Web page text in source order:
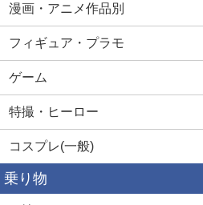
漫画・アニメ作品別
フィギュア・プラモ
ゲーム
特撮・ヒーロー
コスプレ(一般)
乗り物